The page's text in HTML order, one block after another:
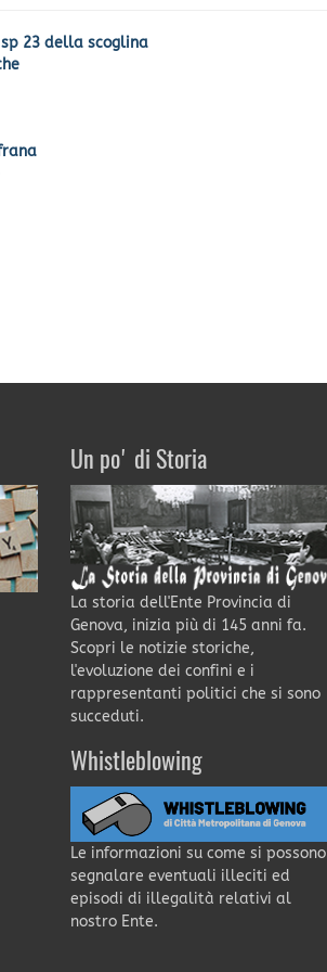
23 della scoglina
Un po' di Storia
La storia dell'Ente Provincia di
Genova, inizia più di 145 anni fa.
Scopri le notizie storiche,
l'evoluzione dei confini e i
rappresentanti politici che si sono
succeduti.
Whistleblowing
Le informazioni su come si possono
segnalare eventuali illeciti ed
episodi di illegalità relativi al
nostro Ente.